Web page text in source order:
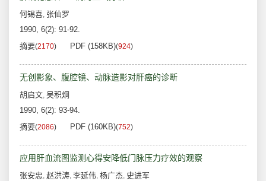
何锡喜, 张仙罗
1990, 6(2): 91-92.
摘要(2170) PDF (158KB)(924)
无创影象、腹腔镜、动脉造影对肝癌的诊断
胡启文, 吴积炯
1990, 6(2): 93-94.
摘要(2086) PDF (160KB)(752)
应用肝血流图监测心得安降低门脉压力疗效的观察
张安忠, 赵洪涛, 李延伟, 杨广杰, 史进军